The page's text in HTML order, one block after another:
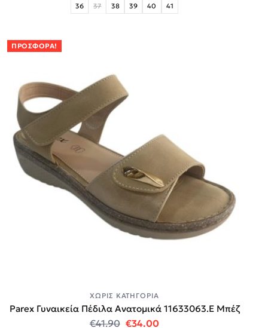
36 37 38 39 40 41
ΠΡΟΣΦΟΡΆ!
ΧΩΡΊΣ ΚΑΤΗΓΟΡΊΑ
Parex Γυναικεία Πέδιλα Ανατομικά 11633063.E Μπέζ
€41.90 Original price was: €41.90.
€34.00Η τρέχουσα τιμή